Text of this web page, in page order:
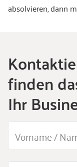
absolvieren, dann
finden
Ihr
Vorname /